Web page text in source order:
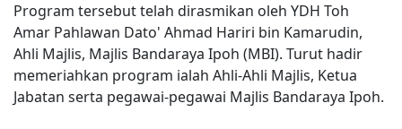
Program tersebut telah dirasmikan oleh YDH Toh
Amar Pahlawan Dato' Ahmad Hariri bin Kamarudin,
Ahli Majlis, Majlis Bandaraya Ipoh (MBI). Turut hadir
memeriahkan program ialah Ahli-Ahli Majlis, Ketua
Jabatan serta pegawai-pegawai Majlis Bandaraya Ipoh.